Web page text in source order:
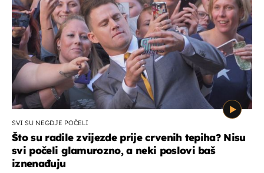
SVI SU NEGDJE POČELI
Što su radile zvijezde prije crvenih tepiha? Nisu
svi počeli glamurozno, a neki poslovi baš
iznenađuju